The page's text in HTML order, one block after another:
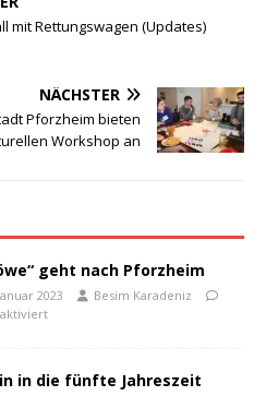
mit Rettungswagen (Updates)
NÄCHSTER
Pforzheim bieten
Workshop an
geht nach Pforzheim
2023
Besim Karadeniz
in die fünfte Jahreszeit